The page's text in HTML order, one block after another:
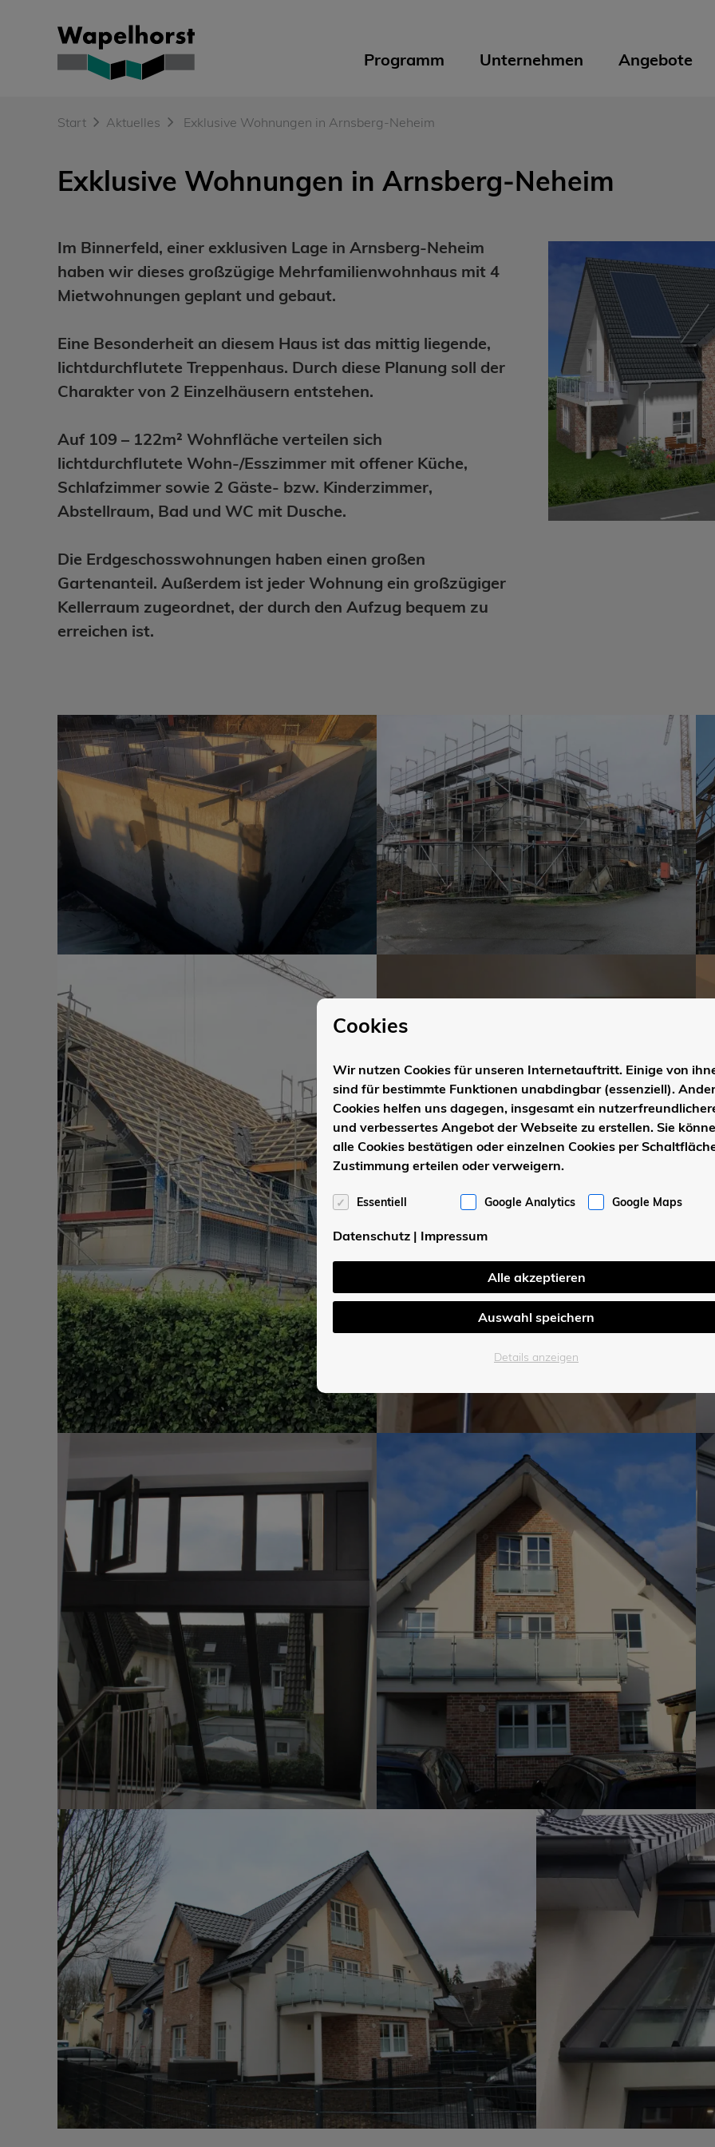
Programm Unternehmen Angebote
Start Aktuelles Exklusive Wohnungen in Arnsberg-Neheim
Exklusive Wohnungen in Arnsberg-Neheim
Im Binnerfeld, einer exklusiven Lage in Arnsberg-Neheim
haben wir dieses großzügige Mehrfamilienwohnhaus mit 4
Mietwohnungen geplant und gebaut.
Eine Besonderheit an diesem Haus ist das mittig liegende,
lichtdurchflutete Treppenhaus. Durch diese Planung soll der
Charakter von 2 Einzelhäusern entstehen.
Auf 109 – 122m² Wohnfläche verteilen sich
lichtdurchflutete Wohn-/Esszimmer mit offener Küche,
Schlafzimmer sowie 2 Gäste- bzw. Kinderzimmer,
Abstellraum, Bad und WC mit Dusche.
Die Erdgeschosswohnungen haben einen großen
Gartenanteil. Außerdem ist jeder Wohnung ein großzügiger
Kellerraum zugeordnet, der durch den Aufzug bequem zu
erreichen ist.
Cookies
Wir nutzen Cookies für unseren Internetauftritt. Einige von
sind für bestimmte Funktionen unabdingbar (essenziell).
Cookies helfen uns dagegen, insgesamt ein
und verbessertes Angebot der Webseite zu erstellen. Sie
alle Cookies bestätigen oder einzelnen Cookies per
Zustimmung erteilen oder verweigern.
Essentiell Google Analytics Google Maps
Datenschutz | Impressum
Alle akzeptieren
Auswahl speichern
Details anzeigen